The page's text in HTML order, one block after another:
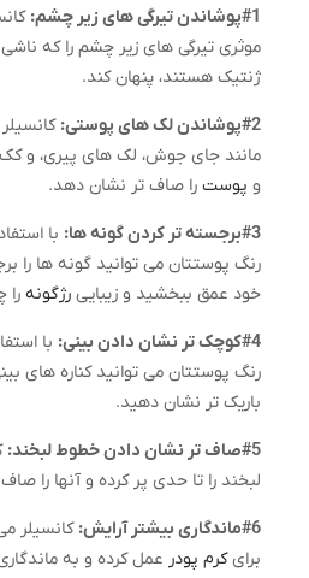
#1پوشاندن تیرگی های زیر چشم:
موثری تیرگی های زیر چشم را که
ژنتیک هستند، پنهان کند.
#2پوشاندن لک های پوستی:
مانند جای جوش، لک های پیری، و
و پوست را صاف تر نشان دهد.
#3برجسته تر کردن گونه ها:
با
رنگ پوستتان می توانید گونه ها را
خود عمق ببخشید و زیبایی رژگونه را
#4کوچک تر نشان دادن بینی: با
رنگ پوستتان می توانید کناره های
باریک تر نشان دهید.
#5صاف تر نشان دادن خطوط لبخند:
لبخند را تا حدی پر کرده و آنها را
#6ماندگاری بیشتر آرایش:
کانسیلر
برایکرم پودر عمل کرده و به